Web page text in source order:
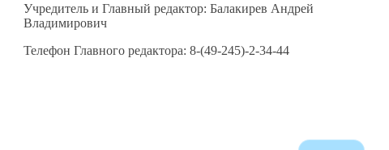
Учредитель и Главный редактор: Балакирев Андрей
Владимирович
Телефон Главного редактора: 8-(49-245)-2-34-44